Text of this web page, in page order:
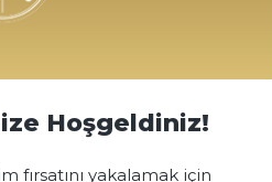
Hoşgeldiniz!
fırsatını yakalamak için